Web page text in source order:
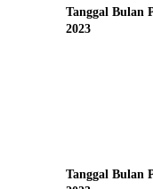
Tanggal Bulan
2023
Tanggal Bulan